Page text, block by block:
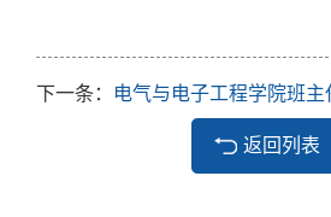
下一条： 电气与电子工程学院班主
返回列表